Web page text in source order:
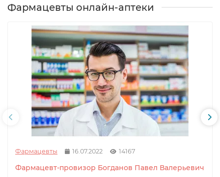
Фармацевты онлайн-аптеки
Фармацевты 16.07.2022 14167
Фармацевт-провизор Богданов Павел Валерьевич